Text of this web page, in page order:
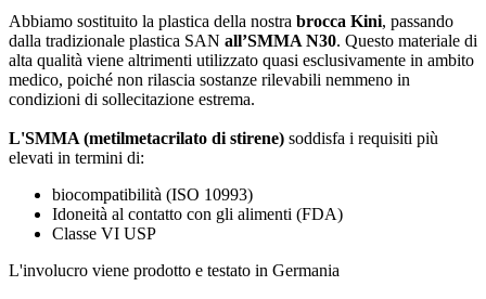
Abbiamo sostituito la plastica della nostra brocca Kini, passando
dalla tradizionale plastica SAN all’SMMA N30. Questo materiale di
alta qualità viene altrimenti utilizzato quasi esclusivamente in ambito
medico, poiché non rilascia sostanze rilevabili nemmeno in
condizioni di sollecitazione estrema.
L'SMMA (metilmetacrilato di stirene) soddisfa i requisiti più
elevati in termini di:
biocompatibilità (ISO 10993)
Idoneità al contatto con gli alimenti (FDA)
Classe VI USP
L'involucro viene prodotto e testato in Germania